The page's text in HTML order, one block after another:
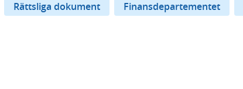
Rättsliga dokument Finansdepartementet